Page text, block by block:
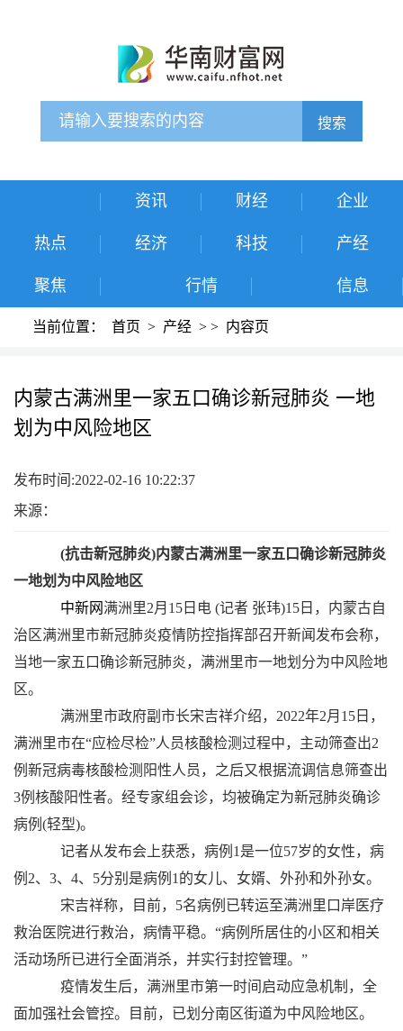
搜索
资讯 财经 企业
热点 经济 科技 产经
聚焦 行情 信息
当前位置： 首页 > 产经 > > 内容页
内蒙古满洲里一家五口确诊新冠肺炎 一地
划为中风险地区
发布时间:2022-02-16 10:22:37
来源：
(抗击新冠肺炎)内蒙古满洲里一家五口确诊新冠肺炎
一地划为中风险地区
中新网 满洲里2月15日电 (记者 张玮)15日，内蒙古自
治区满洲里市新冠肺炎疫情防控指挥部召开新闻发布会称，
当地一家五口确诊新冠肺炎，满洲里市一地划分为中风险地
区。
满洲里市政府副市长宋吉祥介绍，2022年2月15日，
满洲里市在“应检尽检”人员核酸检测过程中，主动筛查出2
例新冠病毒核酸检测阳性人员，之后又根据流调信息筛查出
3例核酸阳性者。经专家组会诊，均被确定为新冠肺炎确诊
病例(轻型)。
记者从发布会上获悉，病例1是一位57岁的女性，病
例2、3、4、5分别是病例1的女儿、女婿、外孙和外孙女。
宋吉祥称，目前，5名病例已转运至满洲里口岸医疗
救治医院进行救治，病情平稳。“病例所居住的小区和相关
活动场所已进行全面消杀，并实行封控管理。”
疫情发生后，满洲里市第一时间启动应急机制，全
面加强社会管控。目前，已划分南区街道为中风险地区。